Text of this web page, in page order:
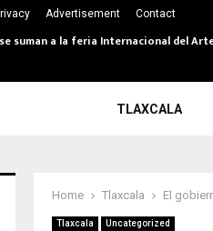
Advertisement Contact
suman a la feria Internacional del
TLAXCALA
Home Tlaxcala El
Tlaxcala Uncategorized